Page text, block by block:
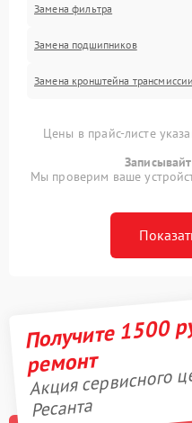
Замена фильтра
Замена подшипников
Замена кронштейна трансмиссии
Цены в прайс-листе
Мы проверим ваше
Получите 1500
ремонт
Акция сервисного
Ресанта